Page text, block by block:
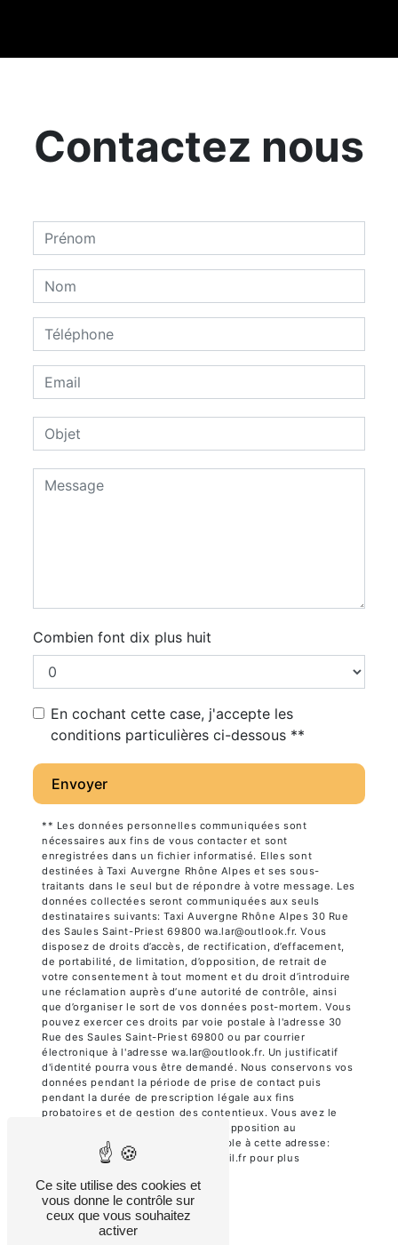
Contactez nous
Combien font dix plus huit
En cochant cette case, j'accepte les
conditions particulières ci-dessous **
Envoyer
** Les données personnelles communiquées sont
nécessaires aux fins de vous contacter et sont
enregistrées dans un fichier informatisé. Elles sont
destinées à Taxi Auvergne Rhône Alpes et ses sous-
traitants dans le seul but de répondre à votre message. Les
données collectées seront communiquées aux seuls
destinataires suivants: Taxi Auvergne Rhône Alpes 30 Rue
des Saules Saint-Priest 69800 wa.lar@outlook.fr. Vous
disposez de droits d’accès, de rectification, d’effacement,
de portabilité, de limitation, d’opposition, de retrait de
votre consentement à tout moment et du droit d’introduire
une réclamation auprès d’une autorité de contrôle, ainsi
que d’organiser le sort de vos données post-mortem. Vous
pouvez exercer ces droits par voie postale à l'adresse 30
Rue des Saules Saint-Priest 69800 ou par courrier
électronique à l'adresse wa.lar@outlook.fr. Un justificatif
d'identité pourra vous être demandé. Nous conservons vos
données pendant la période de prise de contact puis
pendant la durée de prescription légale aux fins
probatoires et de gestion des contentieux. Vous avez le
droit de vous inscrire sur la liste d'opposition au
démarchage téléphonique, disponible à cette adresse:
Bloctel.gouv.fr
. Consultez le site cnil.fr pour plus
Ce site utilise des cookies et
vous donne le contrôle sur
ceux que vous souhaitez
activer